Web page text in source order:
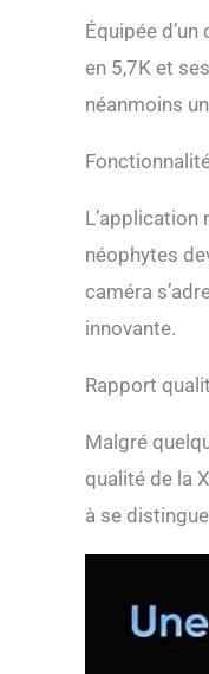
Équipée
en 5,7K et
néanmoins
néophytes
caméra
innovante.
Rapport
Malgré
qualité de la
à se